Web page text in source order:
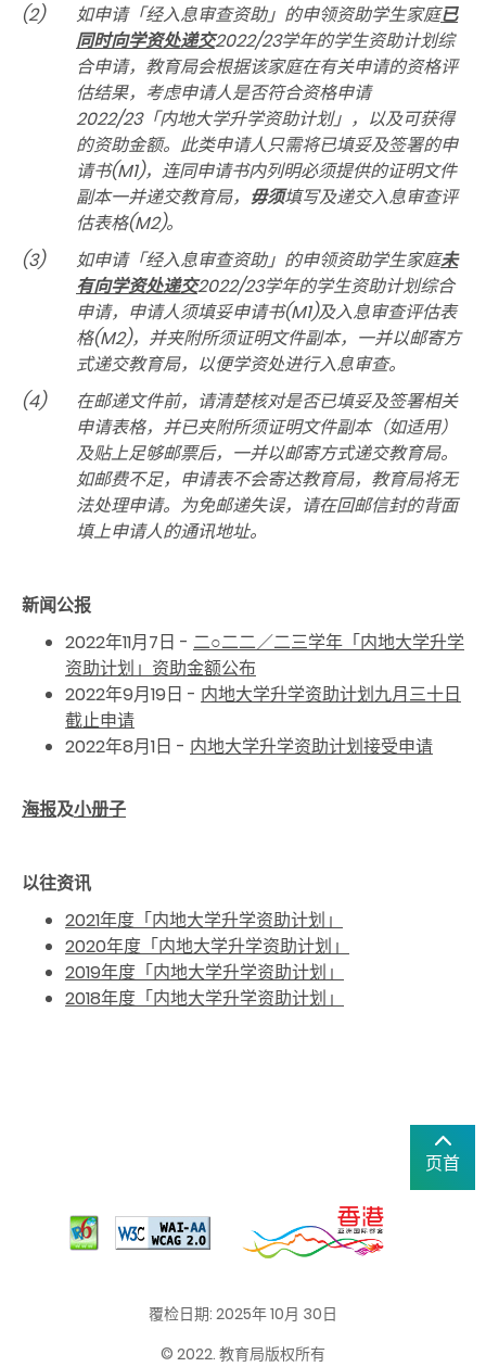
(2)
如申请「经入息审查资助」的申领资助学生家庭已
同时向学资处递交2022/23学年的学生资助计划综
合申请，教育局会根据该家庭在有关申请的资格评
估结果，考虑申请人是否符合资格申请
2022/23「内地大学升学资助计划」，以及可获得
的资助金额。此类申请人只需将已填妥及签署的申
请书(M1)，连同申请书内列明必须提供的证明文件
副本一并递交教育局， 毋须填写及递交入息审查评
估表格(M2)。
(3)
如申请「经入息审查资助」的申领资助学生家庭未
有向学资处递交2022/23学年的学生资助计划综合
申请，申请人须填妥申请书(M1)及入息审查评估表
格(M2)，并夹附所须证明文件副本，一并以邮寄方
式递交教育局，以便学资处进行入息审查。
(4)
在邮递文件前，请清楚核对是否已填妥及签署相关
申请表格，并已夹附所须证明文件副本（如适用）
及贴上足够邮票后，一并以邮寄方式递交教育局。
如邮费不足，申请表不会寄达教育局，教育局将无
法处理申请。为免邮递失误，请在回邮信封的背面
填上申请人的通讯地址。
新闻公报
2022年11月7日 - 二○二二／二三学年「内地大学升学
资助计划」资助金额公布
2022年9月19日 - 内地大学升学资助计划九月三十日
截止申请
2022年8月1日 - 内地大学升学资助计划接受申请
海报及小册子
以往资讯
2021年度「内地大学升学资助计划」
2020年度「内地大学升学资助计划」
2019年度「内地大学升学资助计划」
2018年度「内地大学升学资助计划」
页首
覆检日期: 2025年 10月 30日
© 2022. 教育局版权所有